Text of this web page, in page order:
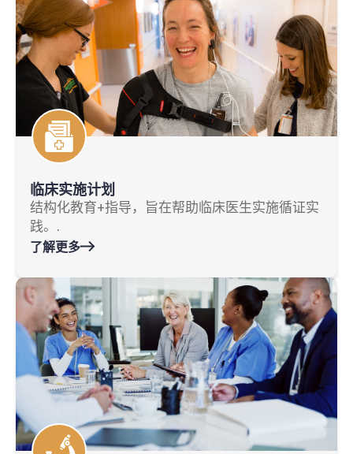
临床实施计划
结构化教育+指导，旨在帮助临床医生实施循证实
践。.
了解更多